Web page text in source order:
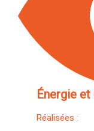
Énergie et
Réalisées :